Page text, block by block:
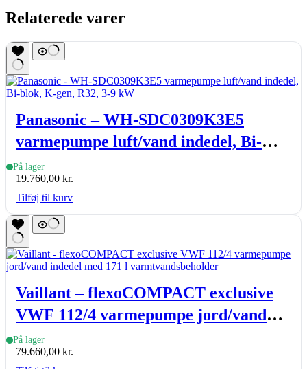
Relaterede varer
Panasonic – WH-SDC0309K3E5
varmepumpe luft/vand indedel, Bi-
blok, K-gen, R32, 3-9 kW
På lager
19.760,00 kr.
Tilføj til kurv
Vaillant – flexoCOMPACT exclusive
VWF 112/4 varmepumpe jord/vand
indedel med 171 l varmtvandsbeholder
På lager
79.660,00 kr.